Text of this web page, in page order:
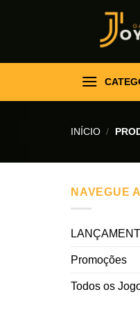
INÍCIO /
NAVEGUE
Promoções
Todos os